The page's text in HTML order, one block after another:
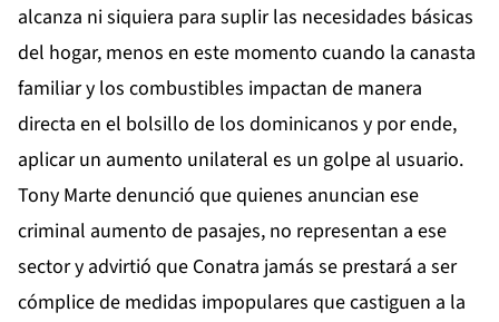
alcanza ni siquiera para suplir las necesidades básicas
del hogar, menos en este momento cuando la canasta
familiar y los combustibles impactan de manera
directa en el bolsillo de los dominicanos y por ende,
aplicar un aumento unilateral es un golpe al usuario.
Tony Marte denunció que quienes anuncian ese
criminal aumento de pasajes, no representan a ese
sector y advirtió que Conatra jamás se prestará a ser
cómplice de medidas impopulares que castiguen a la